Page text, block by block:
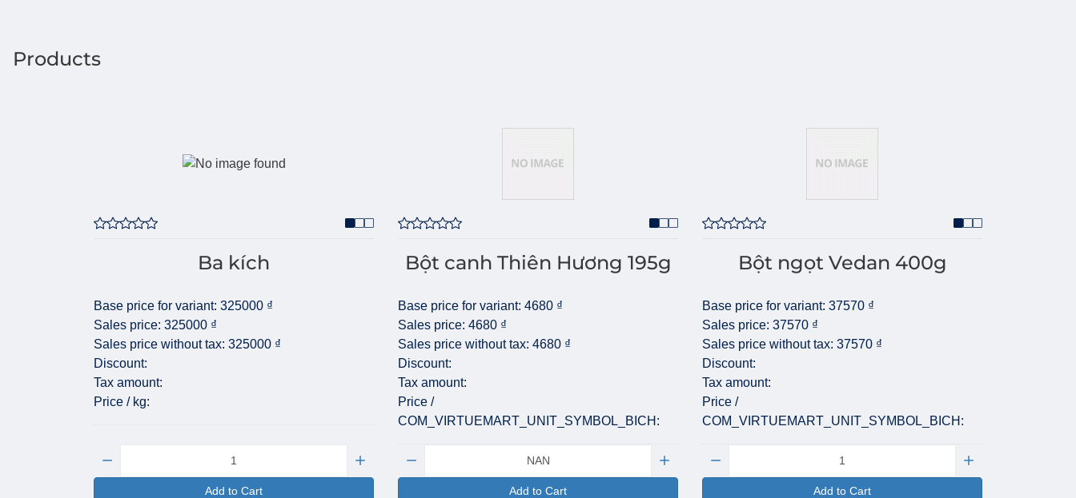
Products
Ba kích
Base price for variant: 325000 ₫
Sales price: 325000 ₫
Sales price without tax: 325000 ₫
Discount:
Tax amount:
Price / kg:
Add to Cart
Bột canh Thiên Hương 195g
Base price for variant: 4680 ₫
Sales price: 4680 ₫
Sales price without tax: 4680 ₫
Discount:
Tax amount:
Price /
COM_VIRTUEMART_UNIT_SYMBOL_BICH:
Add to Cart
Bột ngọt Vedan 400g
Base price for variant: 37570 ₫
Sales price: 37570 ₫
Sales price without tax: 37570 ₫
Discount:
Tax amount:
Price /
COM_VIRTUEMART_UNIT_SYMBOL_BICH:
Add to Cart